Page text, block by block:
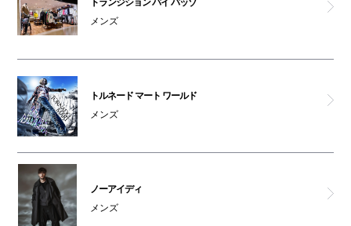
メンズ
トルネード マート ワールド
メンズ
ノーアイディ
メンズ